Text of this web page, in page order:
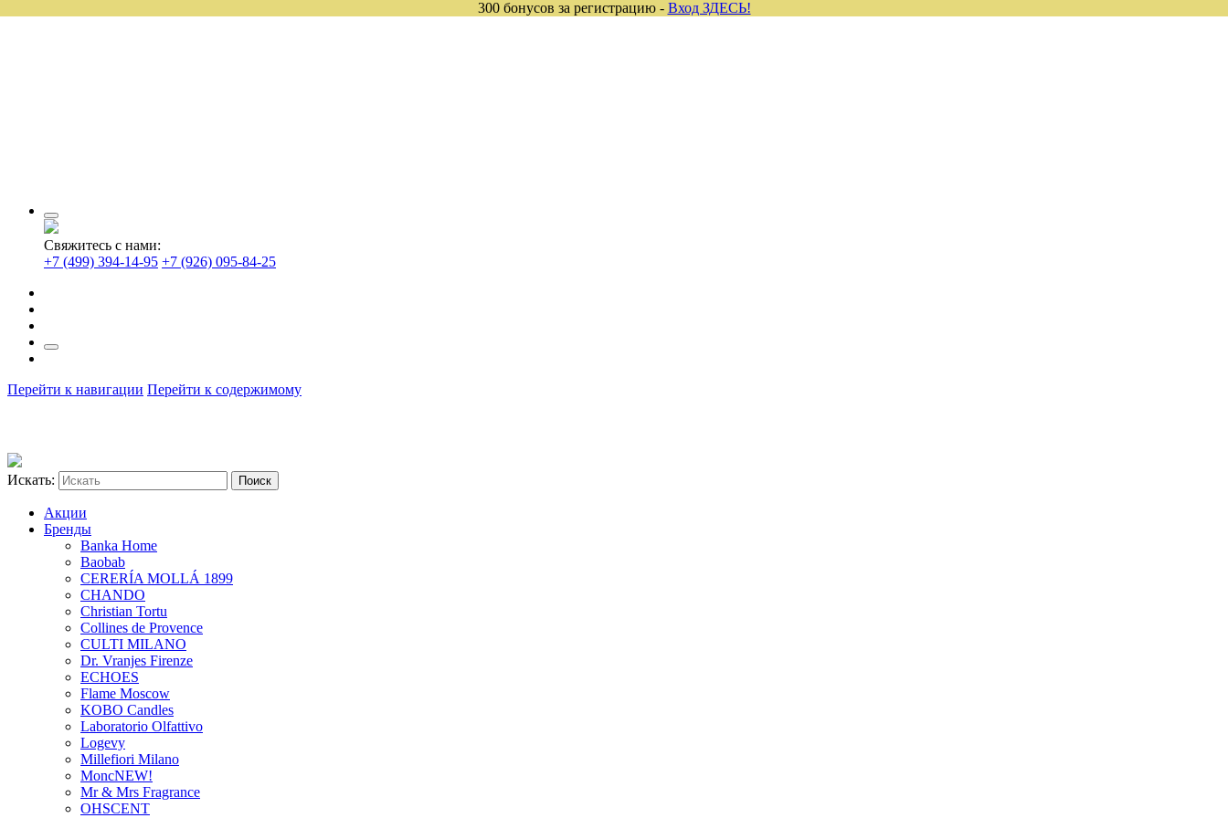
Свяжитесь с нами:
+7 (499) 394-14-95 +7 (926) 095-84-25
Перейти к навигации Перейти к содержимому
Искать:
Акции
Бренды
Banka Home
Baobab
CERERÍA MOLLÁ 1899
CHANDO
Christian Tortu
Collines de Provence
CULTI MILANO
Dr. Vranjes Firenze
ECHOES
Flame Moscow
KOBO Candles
Laboratorio Olfattivo
Logevy
Millefiori Milano
MoncNEW!
Mr & Mrs Fragrance
OHSCENT
300 бонусов за регистрацию - Вход ЗДЕСЬ!